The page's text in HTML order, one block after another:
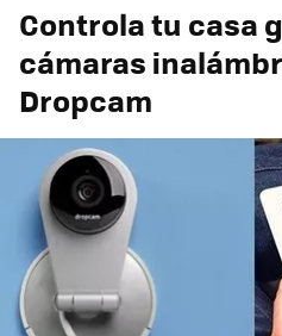
Controla tu casa
cámaras
Dropcam